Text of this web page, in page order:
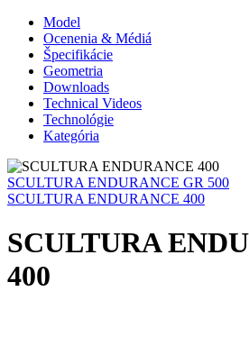
Model
Ocenenia & Médiá
Špecifikácie
Geometria
Downloads
Technical Videos
Technológie
Kategória
SCULTURA ENDURANCE GR 500
SCULTURA ENDURANCE 400
SCULTURA
400